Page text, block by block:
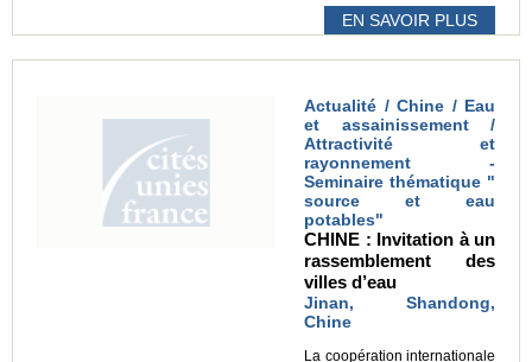
EN SAVOIR PLUS
Actualité / Chine / Eau
et assainissement /
Attractivité et
rayonnement -
Seminaire thématique "
source et eau
potables"
CHINE : Invitation à un
rassemblement des
villes d’eau
Jinan, Shandong,
Chine
La coopération internationale